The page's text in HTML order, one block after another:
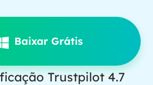
Baixar Grátis
Trustpilot 4.7